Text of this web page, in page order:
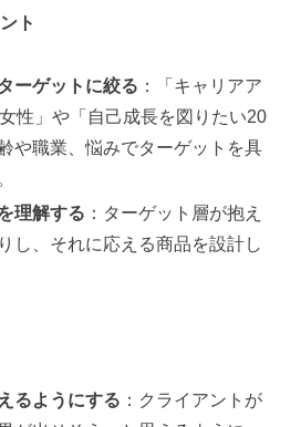
ト
ーゲットに絞る ：「キャリアア
性」や「自己成長を図りたい20
や職業、悩みでターゲットを具
理解する ：ターゲット層が抱え
し、それに応える商品を設計し
るようにする ：クライアントが